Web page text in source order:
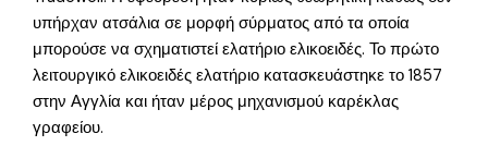
υπήρχαν ατσάλια σε μορφή σύρματος από τα οποία
μπορούσε να σχηματιστεί ελατήριο ελικοειδές. Το πρώτο
λειτουργικό ελικοειδές ελατήριο κατασκευάστηκε το 1857
στην Αγγλία και ήταν μέρος μηχανισμού καρέκλας
γραφείου.